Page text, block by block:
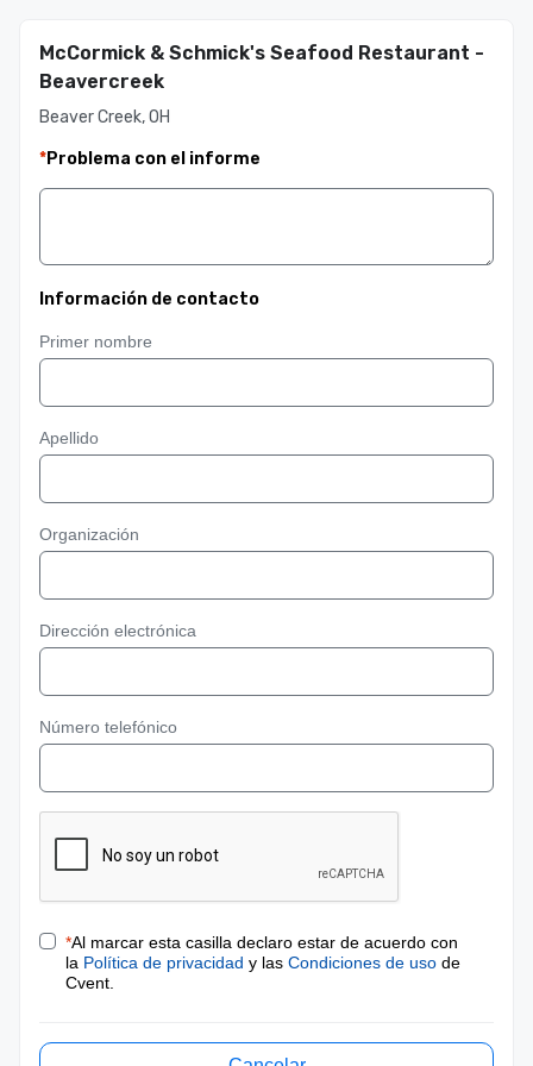
McCormick & Schmick's Seafood Restaurant -
Beavercreek
Beaver Creek, OH
*Problema con el informe
Información de contacto
Primer nombre
Apellido
Organización
Dirección electrónica
Número telefónico
*Al marcar esta casilla declaro estar de acuerdo con
la Política de privacidad y las Condiciones de uso de
Cvent.